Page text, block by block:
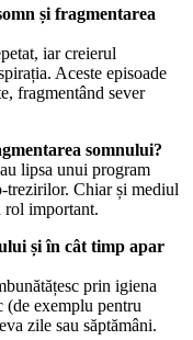
și fragmentarea
iar creierul
Aceste episoade
fragmentând sever
somnului?
lipsa unui program
trezirilor. Chiar și mediul
rol important.
și în cât timp apar
prin igiena
(de exemplu pentru
zile sau săptămâni.